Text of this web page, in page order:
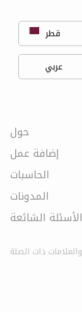
حول
إضافة عمل
الحاسبات
المدونات
الأسئلة الشائعة
ذات الصلة